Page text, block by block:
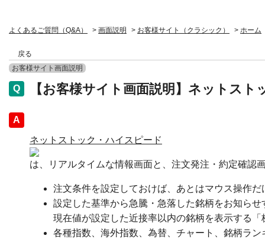
よくあるご質問（Q&A） > 画面説明 > お客様サイト（クラシック） > ホーム
戻る
お客様サイト画面説明
【お客様サイト画面説明】ネットスト
回答
ネットストック・ハイスピード
は、リアルタイムな情報画面と、注文発注・約定確認
注文条件を設定しておけば、あとはマウス操作
設定した基準から急騰・急落した銘柄をお知ら
現在値が設定した近接率以内の銘柄を表示する
各種指数、海外指数、為替、チャート、銘柄ラ